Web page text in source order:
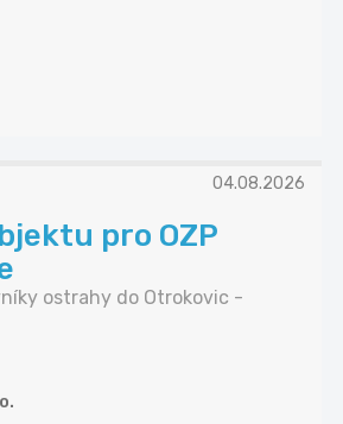
04.08.2026
pro OZP
ostrahy do Otrokovic -